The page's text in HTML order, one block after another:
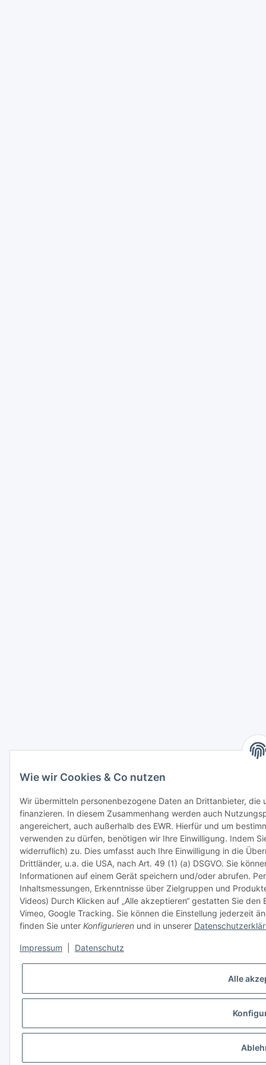
Wie wir Cookies & Co nutzen
Wir übermitteln personenbezogene Daten an Drittanbieter,
finanzieren. In diesem Zusammenhang werden auch
angereichert, auch außerhalb des EWR. Hierfür und um
verwenden zu dürfen, benötigen wir Ihre Einwilligung. Indem
widerruflich) zu. Dies umfasst auch Ihre Einwilligung in die
Drittländer, u.a. die USA, nach Art. 49 (1) (a) DSGVO. Sie
Informationen auf einem Gerät speichern und/oder abrufen.
Inhaltsmessungen, Erkenntnisse über Zielgruppen und
Videos) Durch Klicken auf „Alle akzeptieren“ gestatten Sie
Vimeo, Google Tracking. Sie können die Einstellung jederzeit
finden Sie unter Konfigurieren und in unserer
Impressum Datenschutz
Alle